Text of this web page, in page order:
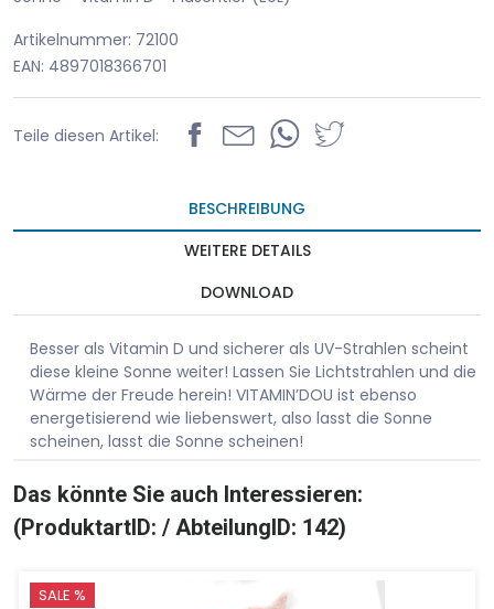
Artikelnummer: 72100
EAN: 4897018366701
Teile diesen Artikel:
BESCHREIBUNG
WEITERE DETAILS
DOWNLOAD
Besser als Vitamin D und sicherer als UV-Strahlen scheint
diese kleine Sonne weiter! Lassen Sie Lichtstrahlen und die
Wärme der Freude herein! VITAMIN’DOU ist ebenso
energetisierend wie liebenswert, also lasst die Sonne
scheinen, lasst die Sonne scheinen!
Das könnte Sie auch Interessieren:
(ProduktartID: / AbteilungID: 142)
SALE %